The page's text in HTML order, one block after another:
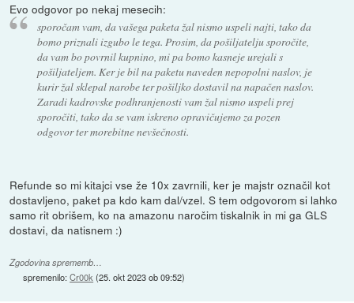
Evo odgovor po nekaj mesecih:
sporočam vam, da vašega paketa žal nismo uspeli najti, tako da
bomo priznali izgubo le tega. Prosim, da pošiljatelju sporočite,
da vam bo povrnil kupnino, mi pa bomo kasneje urejali s
pošiljateljem. Ker je bil na paketu naveden nepopolni naslov, je
kurir žal sklepal narobe ter pošiljko dostavil na napačen naslov.
Zaradi kadrovske podhranjenosti vam žal nismo uspeli prej
sporočiti, tako da se vam iskreno opravičujemo za pozen
odgovor ter morebitne nevšečnosti.
Refunde so mi kitajci vse že 10x zavrnili, ker je majstr označil kot
dostavljeno, paket pa kdo kam dal/vzel. S tem odgovorom si lahko
samo rit obrišem, ko na amazonu naročim tiskalnik in mi ga GLS
dostavi, da natisnem :)
Zgodovina sprememb…
spremenilo:Cr00k(25. okt 2023 ob 09:52)